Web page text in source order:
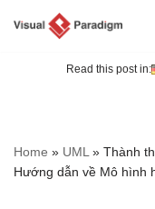
Read this post in:
Home » UML» Thành
Hướng dẫn về Mô hình